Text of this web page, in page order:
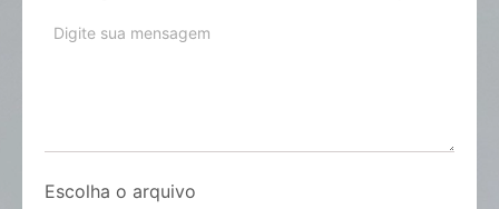
Escolha o arquivo